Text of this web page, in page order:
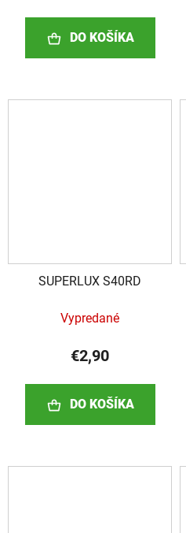
DO KOŠÍKA
SUPERLUX S40RD
Vypredané
€2,90
DO KOŠÍKA